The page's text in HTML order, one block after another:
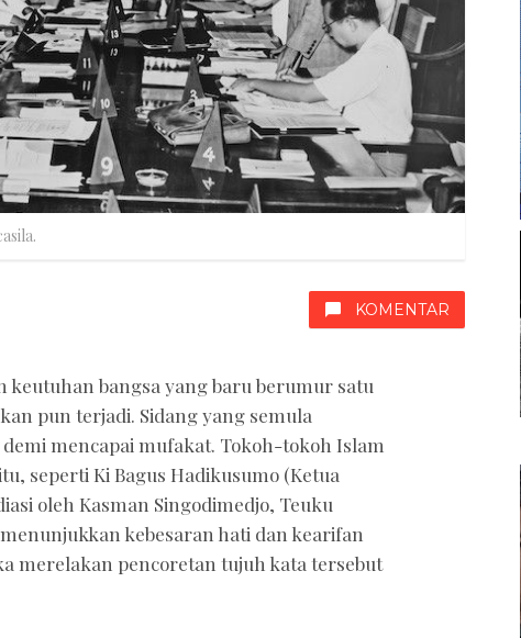
KOMENTAR
keutuhan bangsa yang baru berumur satu
pun terjadi. Sidang yang semula
mencapai mufakat. Tokoh-tokoh Islam
seperti Ki Bagus Hadikusumo (Ketua
oleh Kasman Singodimedjo, Teuku
kebesaran hati dan kearifan
merelakan pencoretan tujuh kata tersebut